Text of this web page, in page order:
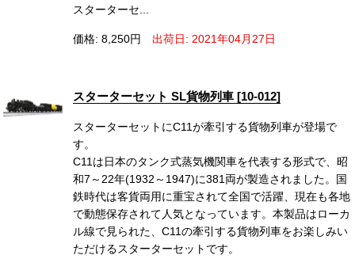
スターターセ...
価格: 8,250円 出荷日: 2021年04月27日
スターターセット SL貨物列車 [10-012]
スターターセットにC11が牽引する貨物列車が登場で
す。
C11は日本のタンク式蒸気機関車を代表する形式で、昭
和7～22年(1932～1947)に381両が製造されました。国
鉄時代は客貨両用に重宝されて全国で活躍、現在も各地
で動態保存されて人気となっています。本製品はローカ
ル線で見られた、C11の牽引する貨物列車をお楽しみい
ただけるスターターセットです。